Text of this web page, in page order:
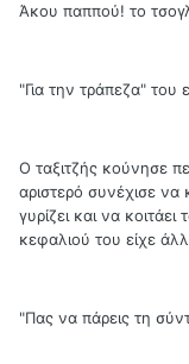
Άκου παππού! το
"Για την τράπεζα" του
Ο ταξιτζής κούνησε
αριστερό συνέχισε να
γυρίζει και να
κεφαλιού του είχε
"Πας να πάρεις τη